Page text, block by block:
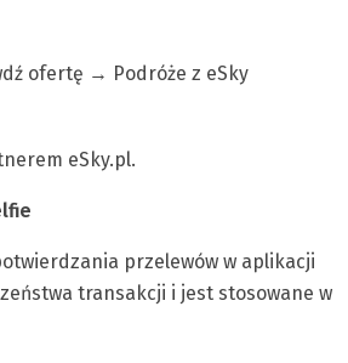
ofertę → Podróże z eSky
eSky.pl.
przelewów w aplikacji
transakcji i jest stosowane w